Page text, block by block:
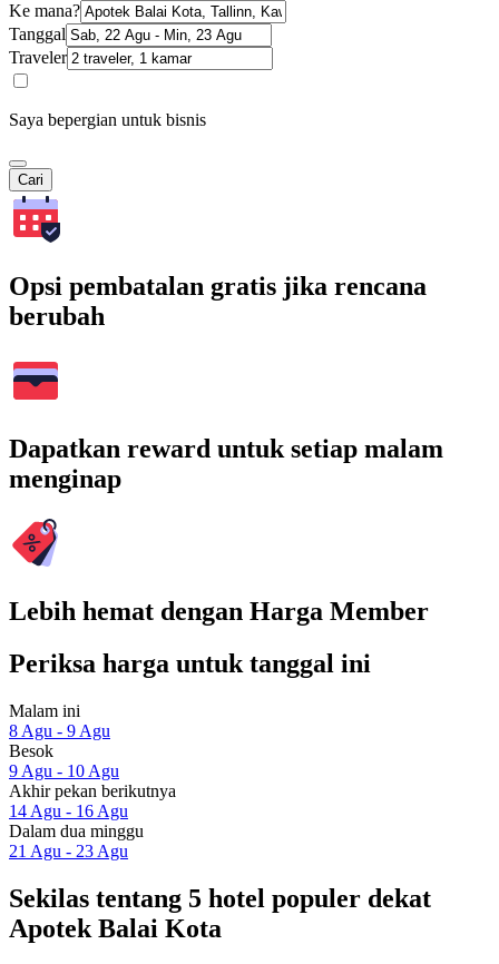
Ke mana?
Tanggal
Traveler
Saya bepergian untuk bisnis
Cari
Opsi pembatalan gratis jika rencana
berubah
Dapatkan reward untuk setiap malam
menginap
Lebih hemat dengan Harga Member
Periksa harga untuk tanggal ini
Malam ini
8 Agu - 9 Agu
Besok
9 Agu - 10 Agu
Akhir pekan berikutnya
14 Agu - 16 Agu
Dalam dua minggu
21 Agu - 23 Agu
Sekilas tentang 5 hotel populer dekat
Apotek Balai Kota